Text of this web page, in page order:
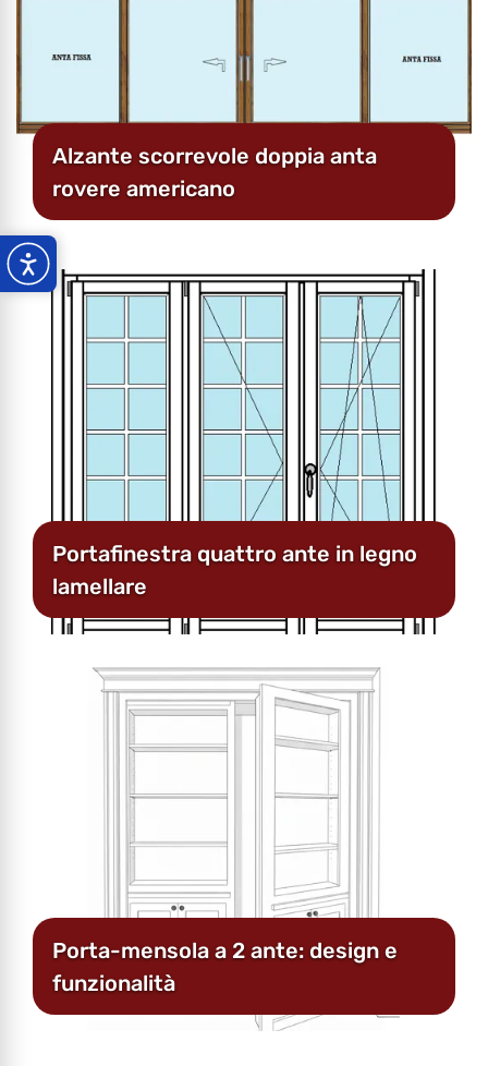
Alzante scorrevole doppia anta
rovere americano
Portafinestra quattro ante in legno
lamellare
Porta-mensola a 2 ante: design e
funzionalità